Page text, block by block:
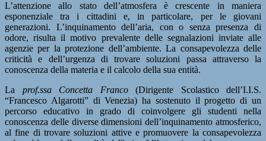
L’attenzione allo stato dell’atmosfera è crescente in maniera
esponenziale tra i cittadini e, in particolare, per le giovani
generazioni. L’inquinamento dell’aria, con o senza presenza di
odore, risulta il motivo prevalente delle segnalazioni inviate alle
agenzie per la protezione dell’ambiente. La consapevolezza delle
criticità e dell’urgenza di trovare soluzioni passa attraverso la
conoscenza della materia e il calcolo della sua entità.
La prof.ssa Concetta Franco(Dirigente Scolastico dell’I.I.S.
“Francesco Algarotti” di Venezia) ha sostenuto il progetto di un
percorso educativo in grado di coinvolgere gli studenti nella
conoscenza delle diverse dimensioni dell’inquinamento atmosferico,
al fine di trovare soluzioni attive e promuovere la consapevolezza